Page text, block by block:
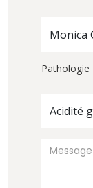
Monica
Pathologie
Acidité